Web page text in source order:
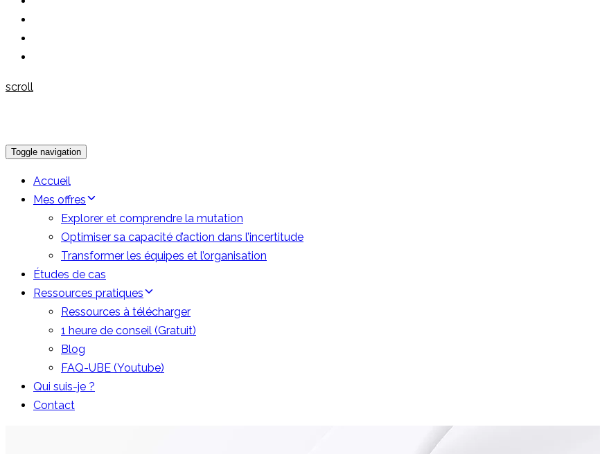
scroll
Toggle navigation
Accueil
Mes offres
Explorer et comprendre la mutation
Optimiser sa capacité d’action dans l’incertitude
Transformer les équipes et l’organisation
Études de cas
Ressources pratiques
Ressources à télécharger
1 heure de conseil (Gratuit)
Blog
FAQ-UBE (Youtube)
Qui suis-je ?
Contact